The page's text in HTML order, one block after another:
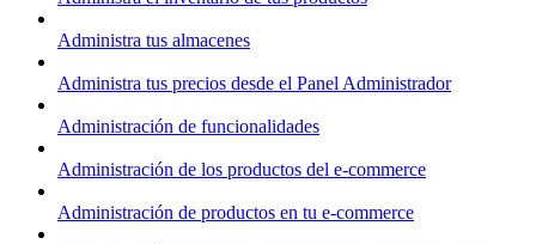
Administra tus almacenes
Administra tus precios desde el Panel Administrador
Administración de funcionalidades
Administración de los productos del e-commerce
Administración de productos en tu e-commerce